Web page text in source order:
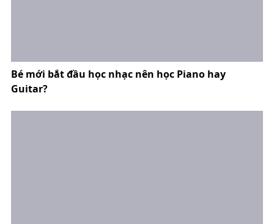
Bé mới bắt đầu học nhạc nên học Piano hay
Guitar?